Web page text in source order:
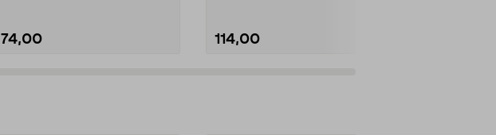
74,00 114,00